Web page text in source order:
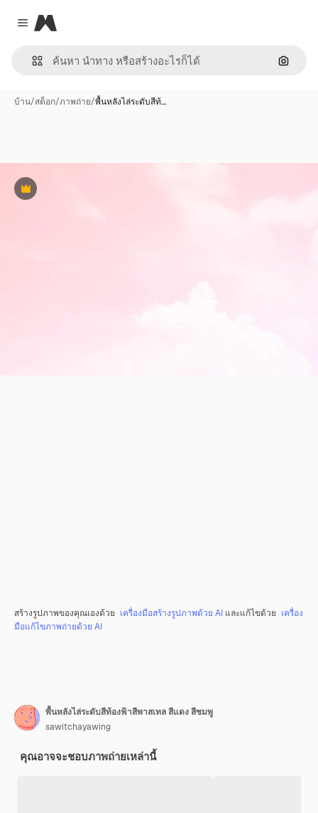
Close menu
Magnific
ค้นหา
บ้าน/สต็อก/ภาพถ่าย/พื้นหลังไล่ระดับสีท้…
พรีเมี่ยม
สร้างรูปภาพของคุณเองด้วย เครื่องมือสร้างรูปภาพด้วย AI และแก้ไขด้วย เครื่อง
มือแก้ไขภาพถ่ายด้วย AI
พื้นหลังไล่ระดับสีท้องฟ้าสีพาสเทล สีแดง สีชมพู
sawitchayawing
คุณอาจจะชอบภาพถ่ายเหล่านี้